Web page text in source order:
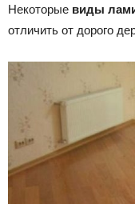
Некоторые виды
отличить от дорого